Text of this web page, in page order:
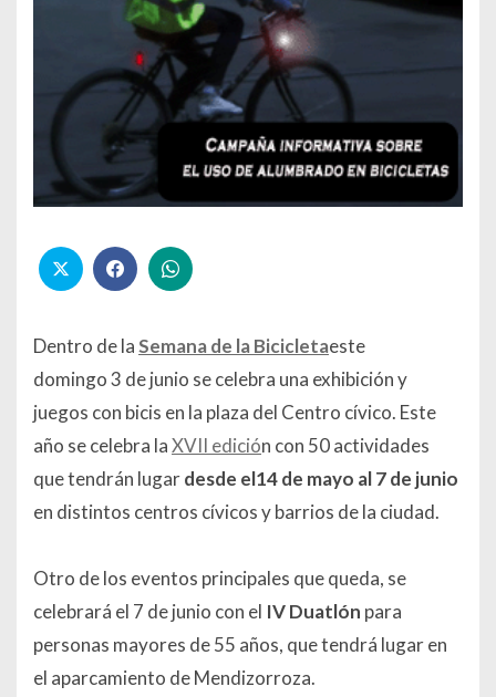
Dentro de laSemana de la Bicicletaeste
domingo 3 de junio se celebra una exhibición y
juegos con bicis en la plaza del Centro cívico. Este
año se celebra laXVII edición con 50 actividades
que tendrán lugardesde el14 de mayo al 7 de junio
en distintos centros cívicos y barrios de la ciudad.
Otro de los eventos principales que queda, se
celebrará el 7 de junio con el IV Duatlón para
personas mayores de 55 años, que tendrá lugar en
el aparcamiento de Mendizorroza.